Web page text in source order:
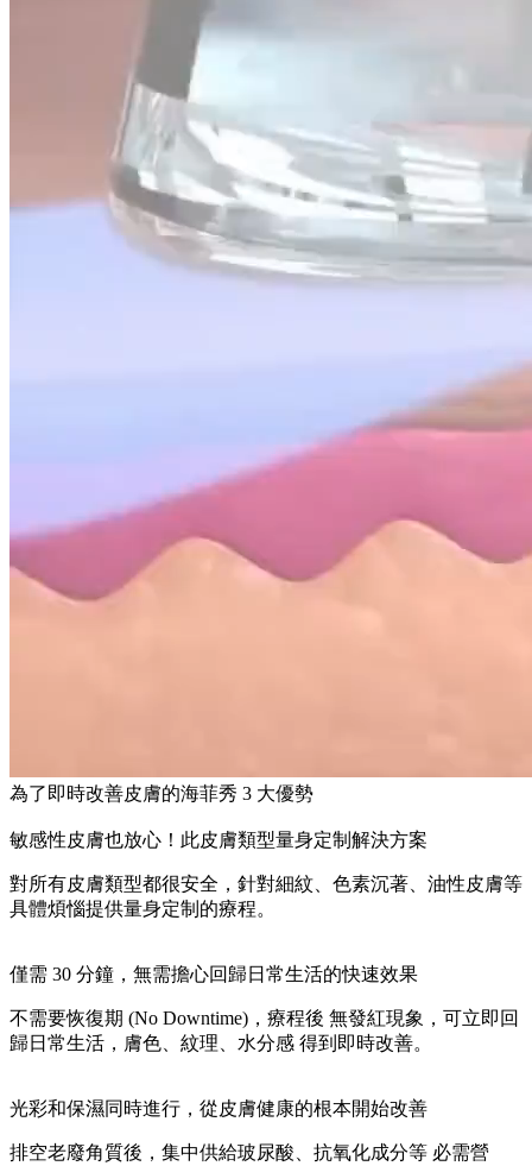
為了即時改善皮膚的海菲秀 3 大優勢
敏感性皮膚也放心！此皮膚類型量身定制解決方案
對所有皮膚類型都很安全，針對細紋、色素沉著、油性皮膚等
具體煩惱提供量身定制的療程。
僅需 30 分鐘，無需擔心回歸日常生活的快速效果
不需要恢復期 (No Downtime)，療程後 無發紅現象，可立即回
歸日常生活，膚色、紋理、水分感 得到即時改善。
光彩和保濕同時進行，從皮膚健康的根本開始改善
排空老廢角質後，集中供給玻尿酸、抗氧化成分等 必需營